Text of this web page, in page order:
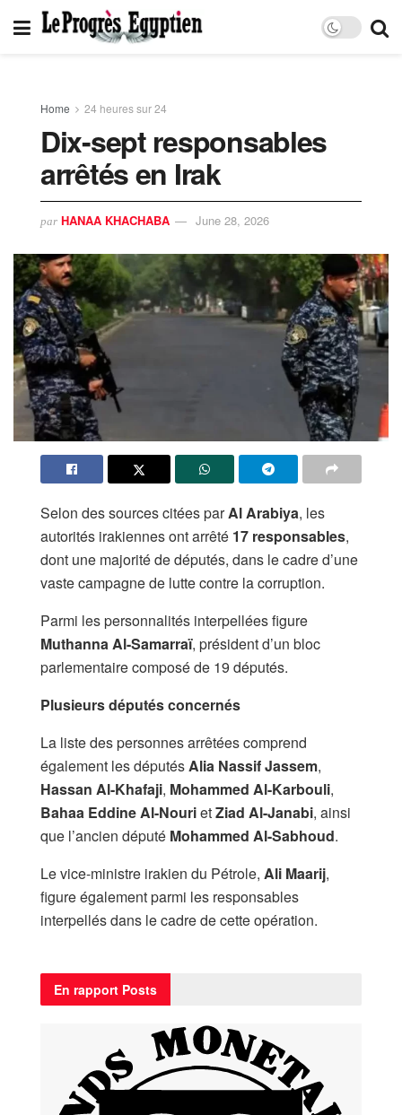
Home 24 heures sur 24
Dix-sept responsables
arrêtés en Irak
par HANAA KHACHABA June 28, 2026
Selon des sources citées parAl Arabiya, les
autorités irakiennes ont arrêté 17 responsables,
dont une majorité de députés, dans le cadre d’une
vaste campagne de lutte contre la corruption.
Parmi les personnalités interpellées figure
Muthanna Al-Samarraï, président d’un bloc
parlementaire composé de 19 députés.
Plusieurs députés concernés
La liste des personnes arrêtées comprend
également les députésAlia Nassif Jassem,
Hassan Al-Khafaji, Mohammed Al-Karbouli,
Bahaa Eddine Al-NourietZiad Al-Janabi, ainsi
que l’ancien député Mohammed Al-Sabhoud.
Le vice-ministre irakien du Pétrole, Ali Maarij,
figure également parmi les responsables
interpellés dans le cadre de cette opération.
En rapport Posts